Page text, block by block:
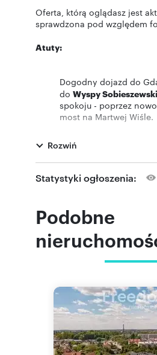
Oferta, którą oglądasz jest
sprawdzona pod względem
Atuty:
Dogodny dojazd do
do Wyspy
spokoju - poprzez
most na Martwej Wiśle.
rowerowe
W najbliższej okolicy
nieruchomości blisko
zamiłowaniem do
w kształcie prostokątao
(szer. ok 31m x dł. ok 44m).
drogą gruntową.
Media:
Rozwiń
Statystyki ogłoszenia:
Podobne